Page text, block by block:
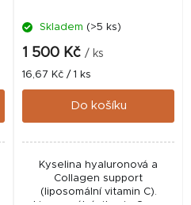
Skladem (>5 ks)
1 500 Kč / ks
Měrná
cena:
16,67 Kč / 1 ks
Do košíku
Kyselina hyaluronová a
Collagen support
(liposomální vitamin C).